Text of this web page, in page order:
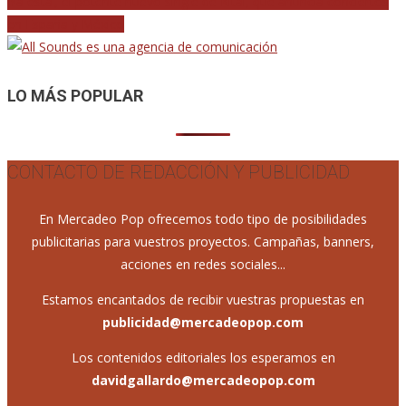
entradas
LO MÁS POPULAR
CONTACTO DE REDACCIÓN Y PUBLICIDAD
En Mercadeo Pop ofrecemos todo tipo de posibilidades
publicitarias para vuestros proyectos. Campañas, banners,
acciones en redes sociales...
Estamos encantados de recibir vuestras propuestas en
publicidad@mercadeopop.com
Los contenidos editoriales los esperamos en
davidgallardo@mercadeopop.com